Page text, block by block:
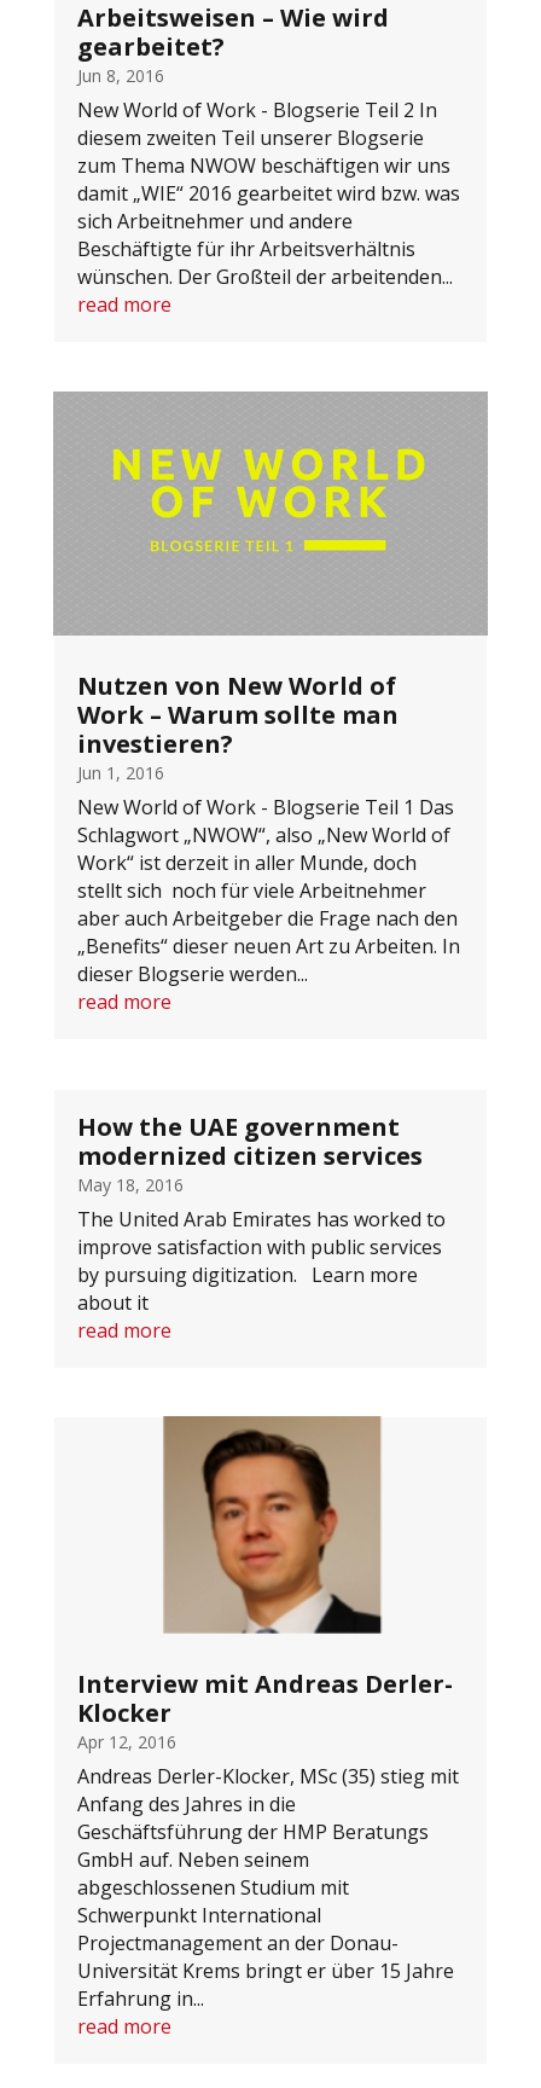
Arbeitsweisen – Wie wird
gearbeitet?
Jun 8, 2016
New World of Work - Blogserie Teil 2 In
diesem zweiten Teil unserer Blogserie
zum Thema NWOW beschäftigen wir uns
damit „WIE“ 2016 gearbeitet wird bzw. was
sich Arbeitnehmer und andere
Beschäftigte für ihr Arbeitsverhältnis
wünschen. Der Großteil der arbeitenden...
read more
Nutzen von New World of
Work – Warum sollte man
investieren?
Jun 1, 2016
New World of Work - Blogserie Teil 1 Das
Schlagwort „NWOW“, also „New World of
Work“ ist derzeit in aller Munde, doch
stellt sich noch für viele Arbeitnehmer
aber auch Arbeitgeber die Frage nach den
„Benefits“ dieser neuen Art zu Arbeiten. In
dieser Blogserie werden...
read more
How the UAE government
modernized citizen services
May 18, 2016
The United Arab Emirates has worked to
improve satisfaction with public services
by pursuing digitization. Learn more
about it
read more
Interview mit Andreas Derler-
Klocker
Apr 12, 2016
Andreas Derler-Klocker, MSc (35) stieg mit
Anfang des Jahres in die
Geschäftsführung der HMP Beratungs
GmbH auf. Neben seinem
abgeschlossenen Studium mit
Schwerpunkt International
Projectmanagement an der Donau-
Universität Krems bringt er über 15 Jahre
Erfahrung in...
read more